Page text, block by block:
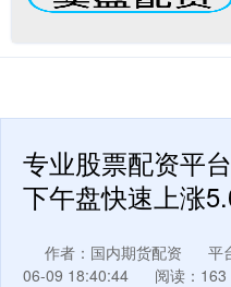
专业股票配资平
下午盘快速上涨
作者：国内期货配资 平
06-09 18:40:44
阅读：163